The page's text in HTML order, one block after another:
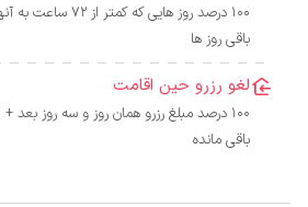
باقی روز ها
لغو رزرو حین اقامت
باقی مانده